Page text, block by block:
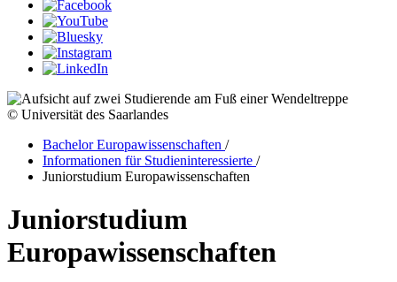
© Universität des Saarlandes
Bachelor Europawissenschaften /
Informationen für Studieninteressierte /
Juniorstudium Europawissenschaften
Juniorstudium
Europawissenschaften